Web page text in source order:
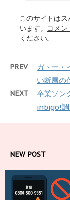
このサイトは
います。
コメ
ください。
PREV
ガトー・
い断層の
NEXT
卒業ソン
inbigo!
NEW POST